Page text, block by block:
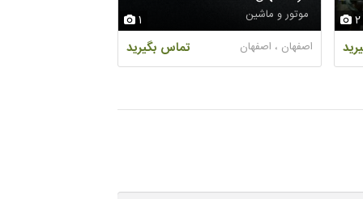
2
1 موتور و ماشین
تماس بگیرید اصفهان ، اصفهان